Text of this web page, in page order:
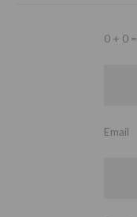
0 + 0 =
Email